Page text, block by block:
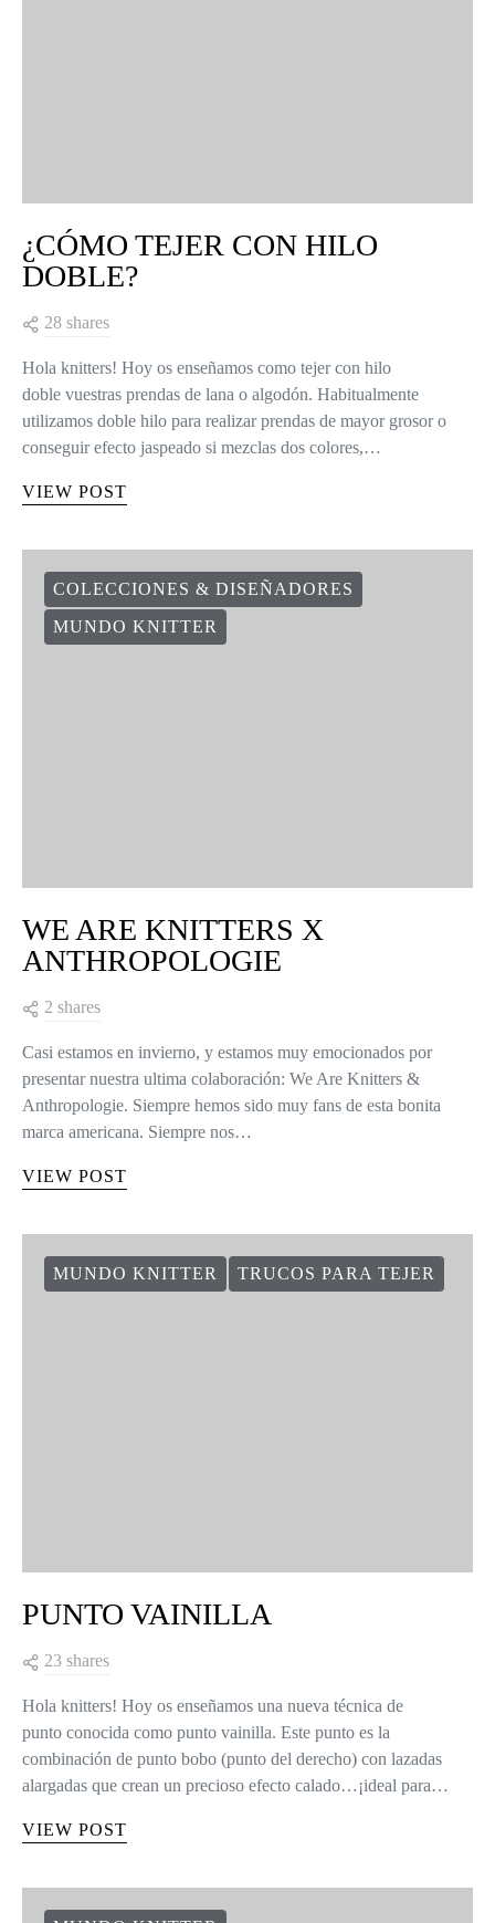
¿CÓMO TEJER CON HILO
DOBLE?
28 shares
Hola knitters! Hoy os enseñamos como tejer con hilo
doble vuestras prendas de lana o algodón. Habitualmente
utilizamos doble hilo para realizar prendas de mayor grosor o
conseguir efecto jaspeado si mezclas dos colores,…
VIEW POST
COLECCIONES & DISEÑADORES
MUNDO KNITTER
WE ARE KNITTERS X
ANTHROPOLOGIE
2 shares
Casi estamos en invierno, y estamos muy emocionados por
presentar nuestra ultima colaboración: We Are Knitters &
Anthropologie. Siempre hemos sido muy fans de esta bonita
marca americana. Siempre nos…
VIEW POST
MUNDO KNITTER TRUCOS PARA TEJER
PUNTO VAINILLA
23 shares
Hola knitters! Hoy os enseñamos una nueva técnica de
punto conocida como punto vainilla. Este punto es la
combinación de punto bobo (punto del derecho) con lazadas
alargadas que crean un precioso efecto calado…¡ideal para…
VIEW POST